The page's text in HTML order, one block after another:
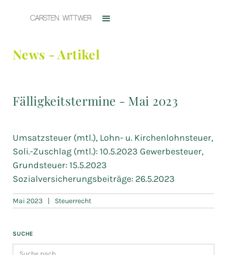
News - Artikel
Fälligkeitstermine - Mai 2023
Umsatzsteuer (mtl.), Lohn- u. Kirchenlohnsteuer,
Soli.-Zuschlag (mtl.): 10.5.2023 Gewerbesteuer,
Grundsteuer: 15.5.2023
Sozialversicherungsbeiträge: 26.5.2023
Mai 2023 | Steuerrecht
SUCHE